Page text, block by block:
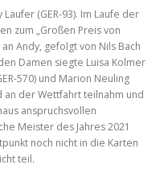
(GER-93). Im Laufe der
zum „Großen Preis von
Andy, gefolgt von Nils Bach
Damen siegte Luisa Kolmer
570) und Marion Neuling
an der Wettfahrt teilnahm und
anspruchsvollen
Meister des Jahres 2021
noch nicht in die Karten
teil.